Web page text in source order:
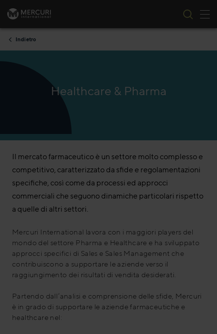
Vai al contenuto
Indietro
Healthcare & Pharma
Il mercato farmaceutico è un settore molto complesso e
competitivo, caratterizzato da sfide e regolamentazioni
specifiche, così come da processi ed approcci
commerciali che seguono dinamiche particolari rispetto
a quelle di altri settori.
Mercuri International lavora con i maggiori players del
mondo del settore Pharma e Healthcare e ha sviluppato
approcci specifici di Sales e Sales Management che
contribuiscono a supportare le aziende verso il
raggiungimento dei risultati di vendita desiderati.
Partendo dall’analisi e comprensione delle sfide, Mercuri
è in grado di supportare le aziende farmaceutiche e
healthcare nel: